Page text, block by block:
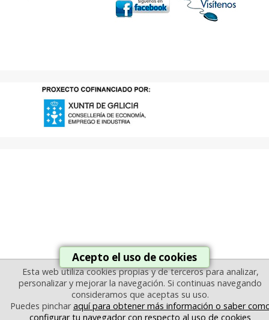
Acepto el uso de cookies
Esta web utiliza cookies propias y de terceros para analizar,
personalizar y mejorar la navegación. Si continuas navegando
consideramos que aceptas su uso.
Puedes pincharaquí para obtener más información o saber
configurar tu navegador con respecto al uso de cookies